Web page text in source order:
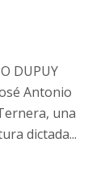
DUPUY
Antonio
una
dictada...